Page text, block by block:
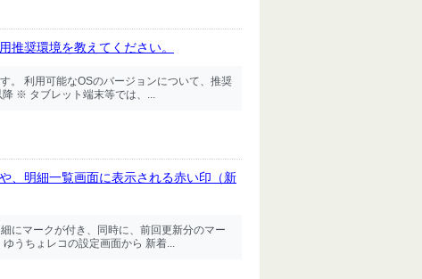
推奨環境を教えてください。
。 利用可能なOSのバージョンについて、推奨
※ タブレット端末等では、...
、明細一覧画面に表示される赤い印（新
にマークが付き、同時に、前回更新分のマー
うちょレコの設定画面から 新着...